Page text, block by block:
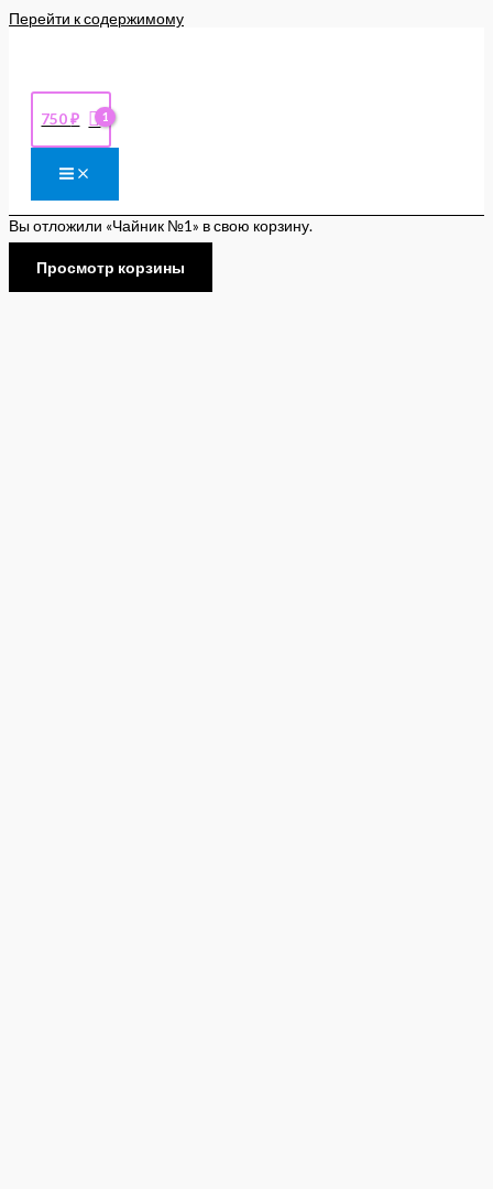
Перейти к содержимому
750₽
Вы отложили «Чайник №1» в свою корзину.
Просмотр корзины